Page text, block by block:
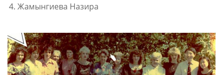
Жамынгиева Назира